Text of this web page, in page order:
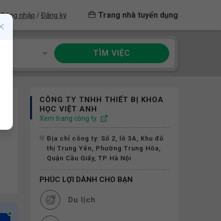
Đăng nhập / Đăng ký Trang nhà tuyển dụng
TÌM VIỆC
CÔNG TY TNHH THIẾT BỊ KHOA
HỌC VIỆT ANH
Xem trang công ty
Địa chỉ công ty: Số 2, lô 3A, Khu đô
thị Trung Yên, Phường Trung Hòa,
Quận Cầu Giấy, TP Hà Nội
PHÚC LỢI DÀNH CHO BẠN
Du lịch